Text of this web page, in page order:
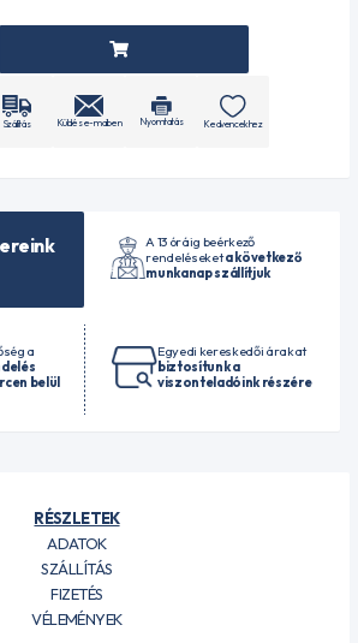
Szállítás Küldés e-mailben Nyomtatás Kedvencekhez
A 13 óráig beérkező
rendeléseketa következő
munkanap szállítjuk
a
belül
Egyedi kereskedői árakat
biztosítunk a
viszonteladóink részére
RÉSZLETEK
ADATOK
SZÁLLÍTÁS
FIZETÉS
VÉLEMÉNYEK